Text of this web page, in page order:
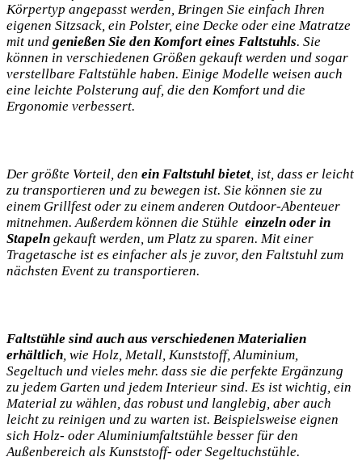
Körpertyp⁤ angepasst werden, Bringen Sie einfach Ihren
‌eigenen Sitzsack, ein ⁣Polster, eine Decke​ oder eine Matratze
mit und genießen Sie⁣ den Komfort eines Faltstuhls. Sie
können in verschiedenen Größen ⁣gekauft werden ​und ‌sogar
verstellbare Faltstühle haben. Einige⁣ Modelle weisen⁤ auch
eine leichte Polsterung auf, die den ‌Komfort ⁣und die
Ergonomie⁤ verbessert.
Der größte ​Vorteil, den ein Faltstuhl bietet, ist, dass er leicht
zu transportieren und zu bewegen​ ist. Sie können sie zu
einem Grillfest oder zu ⁣einem anderen Outdoor-Abenteuer
mitnehmen. Außerdem können⁢ die Stühle ​ einzeln ​oder in
Stapeln gekauft ⁢werden, um Platz zu sparen. Mit ⁢einer
Tragetasche ‌ist es einfacher als je zuvor,‌ den Faltstuhl‌ zum
⁣nächsten‌ Event zu transportieren.
Faltstühle sind auch aus verschiedenen Materialien
‌erhältlich, ⁣wie Holz, Metall, Kunststoff, Aluminium,
Segeltuch und vieles mehr. ‍dass sie⁣ die perfekte ‍Ergänzung
zu jedem Garten und ⁤jedem Interieur sind. Es ist ​wichtig, ein
⁤Material ⁤zu wählen, das robust und langlebig, aber auch
leicht ⁢zu reinigen und ⁣zu‍ warten ist. Beispielsweise eignen
sich Holz- ⁣oder Aluminiumfaltstühle ​besser für den
Außenbereich ⁤als Kunststoff- oder ​Segeltuchstühle.